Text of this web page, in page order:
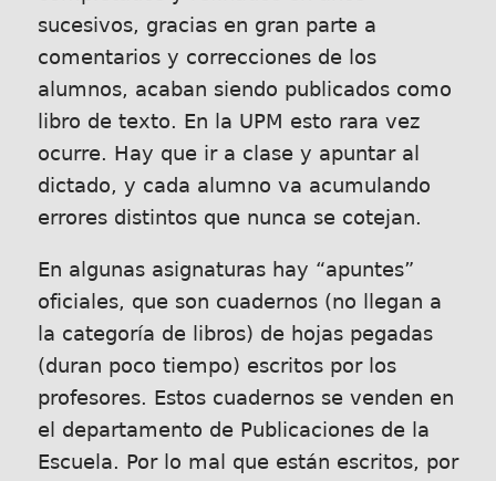
sucesivos, gracias en gran parte a
comentarios y correcciones de los
alumnos, acaban siendo publicados como
libro de texto. En la UPM esto rara vez
ocurre. Hay que ir a clase y apuntar al
dictado, y cada alumno va acumulando
errores distintos que nunca se cotejan.
En algunas asignaturas hay “apuntes”
oficiales, que son cuadernos (no llegan a
la categoría de libros) de hojas pegadas
(duran poco tiempo) escritos por los
profesores. Estos cuadernos se venden en
el departamento de Publicaciones de la
Escuela. Por lo mal que están escritos, por